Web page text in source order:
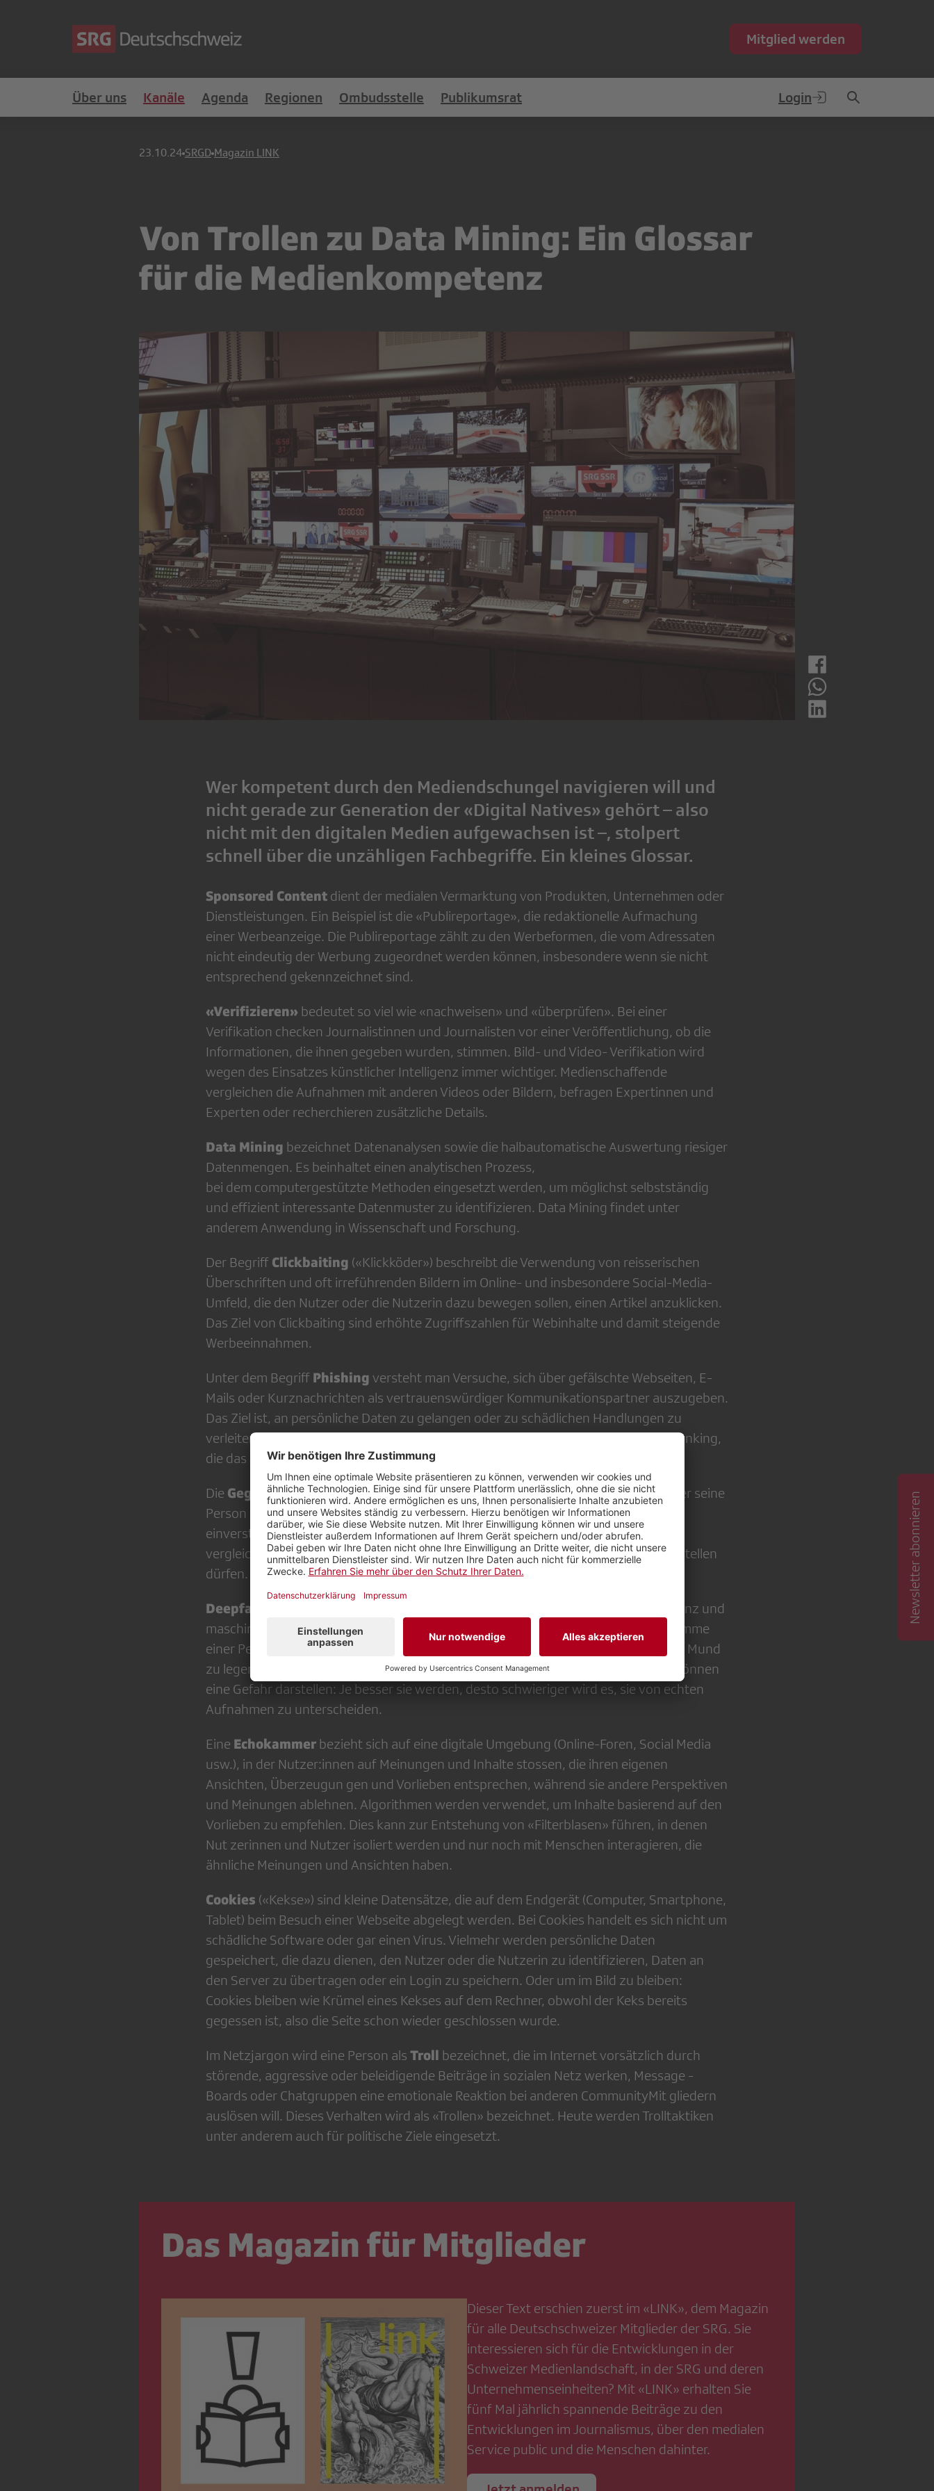
Mitglied werden
Über uns Kanäle Agenda Regionen Ombudsstelle Publikumsrat Login
23.10.24 SRGD Magazin LINK
Von Trollen zu Data Mining: Ein Glossar
für die Medienkompetenz
Wer kompetent durch den Mediendschungel navigieren will und
nicht gerade zur Generation der «Digital Natives» gehört – also
nicht mit den digitalen Medien aufgewachsen ist –, stolpert
schnell über die unzähligen Fachbegriffe. Ein kleines Glossar.
Sponsored Content dient der medialen Vermarktung von Produkten, Unternehmen oder
Dienstleistungen. Ein Beispiel ist die «Publireportage», die redaktionelle Aufmachung
einer Werbeanzeige. Die Publireportage zählt zu den Werbeformen, die vom Adressaten
nicht eindeutig der Werbung zugeordnet werden können, insbesondere wenn sie nicht
entsprechend gekennzeichnet sind.
«Verifizieren» bedeutet so viel wie «nachweisen» und «überprüfen». Bei einer
Verifikation checken Journalistinnen und Journalisten vor einer Veröffentlichung, ob die
Informationen, die ihnen gegeben wurden, stimmen. Bild- und Video- Verifikation wird
wegen des Einsatzes künstlicher Intelligenz immer wichtiger. Medienschaffende
vergleichen die Aufnahmen mit anderen Videos oder Bildern, befragen Expertinnen und
Experten oder recherchieren zusätzliche Details.
Data Mining bezeichnet Datenanalysen sowie die halbautomatische Auswertung riesiger
Datenmengen. Es beinhaltet einen analytischen Prozess,
bei dem computergestützte Methoden eingesetzt werden, um möglichst selbstständig
und effizient interessante Datenmuster zu identifizieren. Data Mining findet unter
anderem Anwendung in Wissenschaft und Forschung.
Der Begriff Clickbaiting («Klickköder») beschreibt die Verwendung von reisserischen
Überschriften und oft irreführenden Bildern im Online- und insbesondere Social-Media-
Umfeld, die den Nutzer oder die Nutzerin dazu bewegen sollen, einen Artikel anzuklicken.
Das Ziel von Clickbaiting sind erhöhte Zugriffszahlen für Webinhalte und damit steigende
Werbeeinnahmen.
Unter dem Begriff Phishing versteht man Versuche, sich über gefälschte Webseiten, E-
Mails oder Kurznachrichten als vertrauenswürdiger Kommunikationspartner auszugeben.
Das Ziel ist, an persönliche Daten zu gelangen oder zu schädlichen Handlungen zu
verleiten. Eine typische Phishing-Methode sind gefälschte Webseiten für Online-Banking,
die das Opfer dazu verleiten sollen, seine Passwortdaten zu verraten.
Die Gegendarstellungist ein Begriff des Presse­rechts. Wer von einem Bericht über seine
Person oder Organisation betroffen und mit den behaupteten Tatsachen nicht
einverstanden ist, soll sich im selben Medium an vergleichbarer Stelle und in
vergleichbarer Aufmachung kostenlos artikulieren beziehungsweise etwas richtigstellen
dürfen.
Deepfakes
sind Bilder, Videos oder Audioclips, die mithilfe von künstlicher Intelligenz und
maschinel­lem Lernen manipuliert wurden, um das Gesicht, den Körper oder die Stimme
einer Person auf eine andere zu übertragen und ihr eine erfundene Aussage in den Mund
zu legen oder sie in einem ungünstigen Kontext erscheinen zu lassen. Deep­fakes können
eine Gefahr darstellen: Je besser sie werden, desto schwieriger wird es, sie von echten
Aufnahmen zu unterscheiden.
Eine Echokammer bezieht sich auf eine digitale Umgebung (Online­-Foren, Social Media
usw.), in der Nutzer:innen auf Meinungen und Inhalte stossen, die ihren eigenen
Ansichten, Überzeugun­ gen und Vorlieben entsprechen, während sie andere Perspektiven
und Meinungen ablehnen. Algo­rithmen werden verwendet, um Inhalte basierend auf den
Vorlieben zu empfehlen. Dies kann zur Entstehung von «Filterblasen» führen, in denen
Nut­ zerinnen und Nutzer isoliert werden und nur noch mit Menschen interagieren, die
ähnliche Meinungen und Ansichten haben.
Cookies («Kekse») sind kleine Datensätze, die auf dem Endgerät (Computer, Smartphone,
Tablet) beim Besuch einer Webseite abgelegt werden. Bei Cookies handelt es sich nicht um
schädliche Software oder gar einen Virus. Vielmehr werden persönliche Daten
gespeichert, die dazu dienen, den Nutzer oder die Nutzerin zu identifizieren, Daten an
den Server zu übertragen oder ein Log­in zu speichern. Oder um im Bild zu bleiben:
Cookies bleiben wie Krümel eines Kekses auf dem Rechner, obwohl der Keks bereits
gegessen ist, also die Seite schon wieder geschlossen wurde.
Im Netzjargon wird eine Person als Troll bezeichnet, die im Internet vorsätzlich durch
störende, aggres­sive oder beleidigende Beiträge in sozialen Netz­ werken, Message ­
Boards oder Chatgruppen eine emotionale Reaktion bei anderen Community­Mit­ gliedern
auslösen will. Dieses Verhalten wird als «Trollen» bezeichnet. Heute werden Trolltaktiken
unter anderem auch für politische Ziele eingesetzt.
Das Magazin für Mitglieder
Dieser Text erschien zuerst im «LINK», dem Magazin
für alle Deutschschweizer Mitglieder der SRG. Sie
interessieren sich für die Entwicklungen in der
Schweizer Medienlandschaft, in der SRG und deren
Unternehmenseinheiten? Mit «LINK» erhalten Sie
fünf Mal jährlich spannende Beiträge zu den
Entwicklungen im Journalismus, über den medialen
Service public und die Menschen dahinter.
Newsletter abonnieren